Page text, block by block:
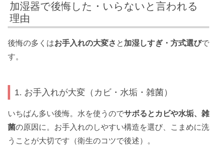
加湿器で後悔した・いらないと言われる
理由
後悔の多くはお手入れの大変さ と 加湿しすぎ・方式選びで
す。
1. お手入れが大変（カビ・水垢・雑菌）
いちばん多い後悔。水を使うのでサボるとカビや水垢、雑
菌の原因に。お手入れのしやすい構造を選び、こまめに洗
うことが大切です（衛生のコツで後述）。